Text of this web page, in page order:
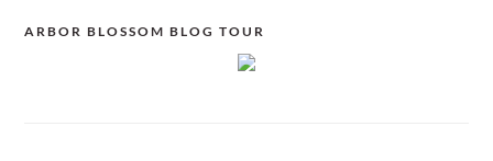
ARBOR BLOSSOM BLOG TOUR